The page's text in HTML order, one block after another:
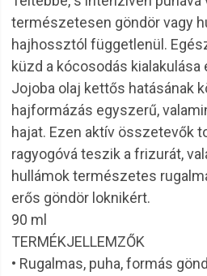
természetesen göndör vagy
hajhossztól függetlenül.
küzd a kócosodás kialakulása
Jojoba olaj kettős hatásának
hajformázás egyszerű,
hajat. Ezen aktív összetevők
ragyogóvá teszik a frizurát,
hullámok természetes
erős göndör loknikért.
90 ml
TERMÉKJELLEMZŐK
• Rugalmas, puha, formás